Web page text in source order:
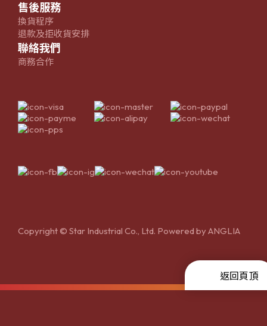
售後服務
換貨程序
退款及拒收貨安排
聯絡我們
商務合作
Copyright © Star Industrial Co., Ltd. Powered byANGLIA
返回頁頂